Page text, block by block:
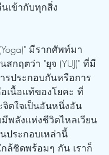
เข้ากับทุกสิ่ง
กฤตว่า "ยุจ (YUJ)" ที่มี
รประกอบกันหรือการ
เนื้อแท้ของโยคะ ที่
ตใจเป็นอันหนึ่งอัน
พลังแห่งชีวิตไหลเวียน
ประกอบเหล่านี้
ล้ชิดพร้อมๆ กัน เราก็